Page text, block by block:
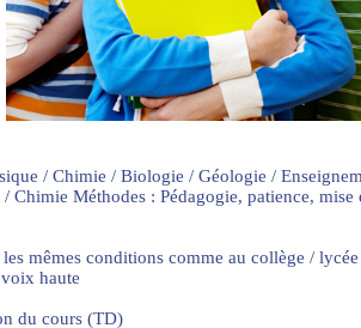
/ Chimie / Biologie / Géologie /
Chimie Méthodes : Pédagogie, patience,
mêmes conditions comme au collège /
haute
du cours (TD)